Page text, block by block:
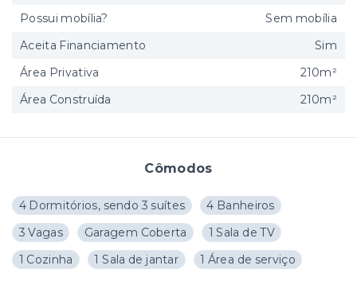
Cômodos
4 Dormitórios, sendo 3 suítes
4 Banheiros
3 Vagas
Garagem Coberta
1 Sala de TV
1 Cozinha
1 Sala de jantar 1 Área de serviço
Possui mobília?
Sem mobília
Aceita Financiamento
Sim
Área Privativa
210m²
Área Construída
210m²